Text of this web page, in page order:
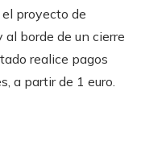
proyecto de
borde de un cierre
realice pagos
a partir de 1 euro.